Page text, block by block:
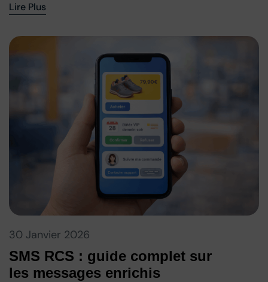
Lire Plus
30 Janvier 2026
SMS RCS : guide complet sur
les messages enrichis